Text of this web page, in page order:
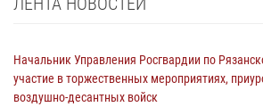
Начальник Управления Росгвардии по
участие в торжественных мероприятиях,
воздушно-десантных войск